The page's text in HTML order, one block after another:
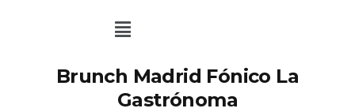
Brunch Madrid Fónico La
Gastrónoma